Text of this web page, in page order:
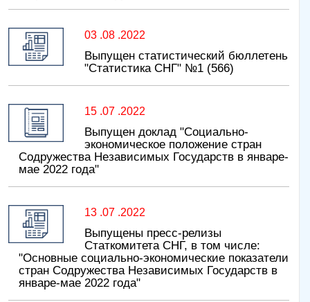
03 .08 .2022
Выпущен статистический бюллетень
"Статистика СНГ" №1 (566)
15 .07 .2022
Выпущен доклад "Социально-
экономическое положение стран
Содружества Независимых Государств в январе-
мае 2022 года"
13 .07 .2022
Выпущены пресс-релизы
Статкомитета СНГ, в том числе:
"Основные социально-экономические показатели
стран Содружества Независимых Государств в
январе-мае 2022 года"